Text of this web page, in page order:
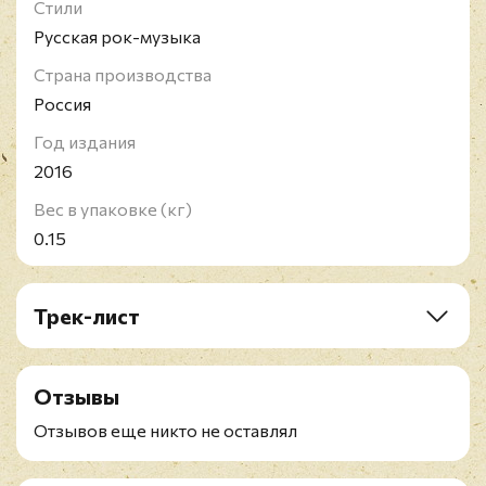
Стили
Русская рок-музыка
Страна производства
Россия
Год издания
2016
Вес в упаковке (кг)
0.15
Трек-лист
1. Её Глаза
2. Bowie
3. Девушки
4. Безвоздушная Тревога (featuring Т.
5. До Утра (featuring Ю. Чичерина)
Отзывы
Отзывов еще никто не оставлял